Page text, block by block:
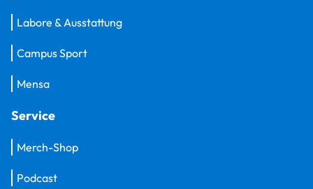
Labore & Ausstattung
Campus Sport
Mensa
Service
Merch-Shop
Podcast